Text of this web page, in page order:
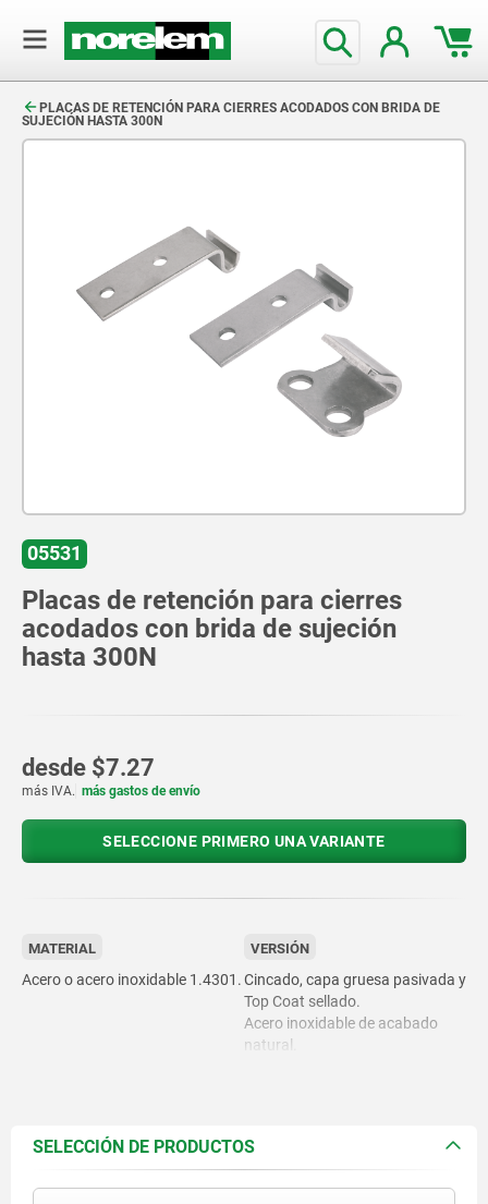
PLACAS DE RETENCIÓN PARA CIERRES ACODADOS CON BRIDA DE
SUJECIÓN HASTA 300N
05531
Placas de retención para cierres
acodados con brida de sujeción
hasta 300N
desde $7.27
más IVA. más gastos de envío
SELECCIONE PRIMERO UNA VARIANTE
MATERIAL
Acero o acero inoxidable 1.4301.
VERSIÓN
Cincado, capa gruesa pasivada y
Top Coat sellado.
Acero inoxidable de acabado
natural.
SELECCIÓN DE PRODUCTOS